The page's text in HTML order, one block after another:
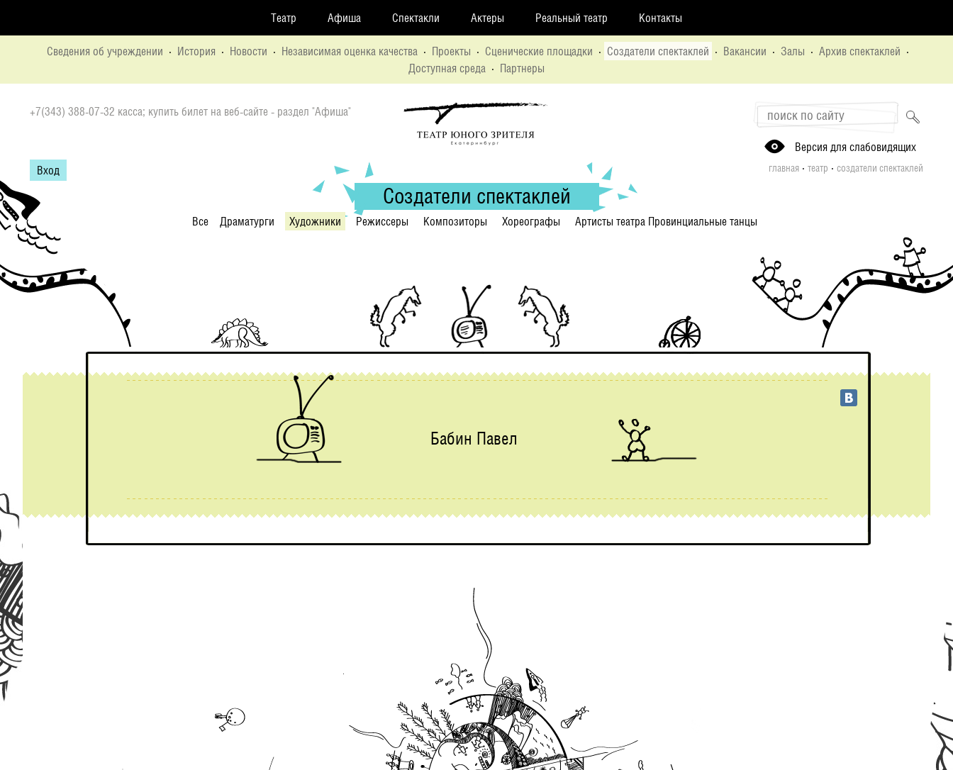
Создатели спектаклей
Все Драматурги Художники Режиссеры Композиторы Хореографы Артисты театра Провинциальные танцы
Бабин Павел
Театр Афиша Спектакли Актеры Реальный театр Контакты
Сведения об учреждении · История · Новости · Независимая оценка качества · Проекты · Сценические площадки · Создатели спектаклей · Вакансии · Залы · Архив спектаклей ·
Доступная среда · Партнеры
+7(343) 388-07-32 касса; купить билет на веб-сайте - раздел "Афиша"
Вход
Версия для слабовидящих
главная · театр · создатели спектаклей